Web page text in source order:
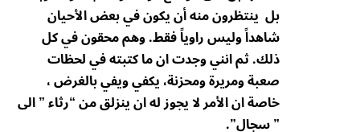
بل ينتظرون منه أن يكون في بعض الأحيان
شاهداً وليس راوياً فقط. وهم محقون في كل
ذلك. ثم انني وجدت ان ما كتبته في لحظات
صعبة ومريرة ومحزنة، يكفي ويفي بالغرض ،
خاصة ان الأمر لا يجوز له ان ينزلق من “رثاء ” الى
” سجال”.